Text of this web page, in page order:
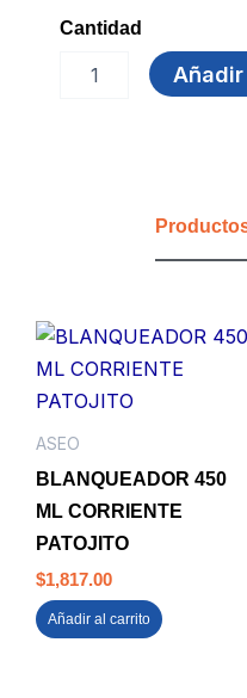
Cantidad
VAIVEN
ASEO
BLANQUEADOR 450
ML CORRIENTE
PATOJITO
$1,817.00
Añadir al carrito